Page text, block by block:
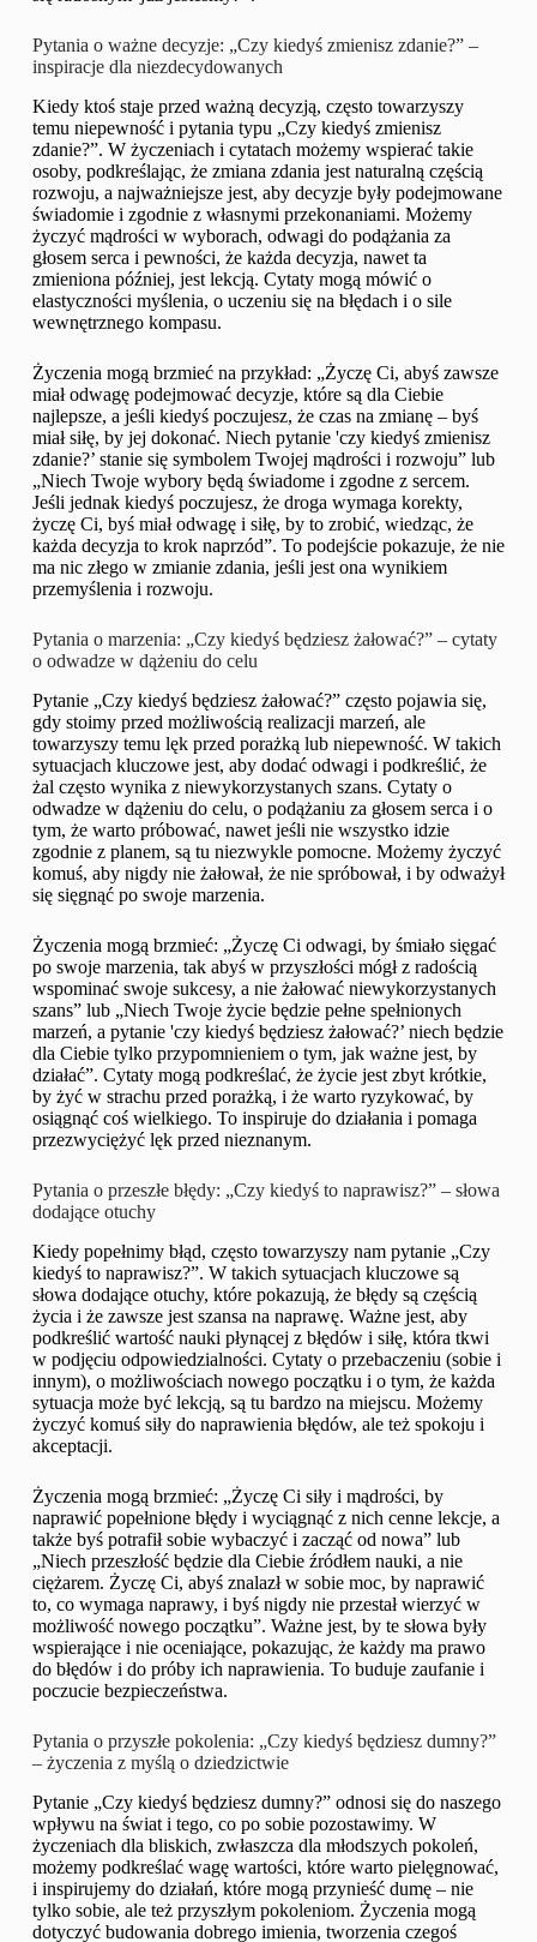
Pytania o ważne decyzje: „Czy kiedyś zmienisz zdanie?” –
inspiracje dla niezdecydowanych
Kiedy ktoś staje przed ważną decyzją, często towarzyszy
temu niepewność i pytania typu „Czy kiedyś zmienisz
zdanie?”. W życzeniach i cytatach możemy wspierać takie
osoby, podkreślając, że zmiana zdania jest naturalną częścią
rozwoju, a najważniejsze jest, aby decyzje były podejmowane
świadomie i zgodnie z własnymi przekonaniami. Możemy
życzyć mądrości w wyborach, odwagi do podążania za
głosem serca i pewności, że każda decyzja, nawet ta
zmieniona później, jest lekcją. Cytaty mogą mówić o
elastyczności myślenia, o uczeniu się na błędach i o sile
wewnętrznego kompasu.
Życzenia mogą brzmieć na przykład: „Życzę Ci, abyś zawsze
miał odwagę podejmować decyzje, które są dla Ciebie
najlepsze, a jeśli kiedyś poczujesz, że czas na zmianę – byś
miał siłę, by jej dokonać. Niech pytanie 'czy kiedyś zmienisz
zdanie?’ stanie się symbolem Twojej mądrości i rozwoju” lub
„Niech Twoje wybory będą świadome i zgodne z sercem.
Jeśli jednak kiedyś poczujesz, że droga wymaga korekty,
życzę Ci, byś miał odwagę i siłę, by to zrobić, wiedząc, że
każda decyzja to krok naprzód”. To podejście pokazuje, że nie
ma nic złego w zmianie zdania, jeśli jest ona wynikiem
przemyślenia i rozwoju.
Pytania o marzenia: „Czy kiedyś będziesz żałować?” – cytaty
o odwadze w dążeniu do celu
Pytanie „Czy kiedyś będziesz żałować?” często pojawia się,
gdy stoimy przed możliwością realizacji marzeń, ale
towarzyszy temu lęk przed porażką lub niepewność. W takich
sytuacjach kluczowe jest, aby dodać odwagi i podkreślić, że
żal często wynika z niewykorzystanych szans. Cytaty o
odwadze w dążeniu do celu, o podążaniu za głosem serca i o
tym, że warto próbować, nawet jeśli nie wszystko idzie
zgodnie z planem, są tu niezwykle pomocne. Możemy życzyć
komuś, aby nigdy nie żałował, że nie spróbował, i by odważył
się sięgnąć po swoje marzenia.
Życzenia mogą brzmieć: „Życzę Ci odwagi, by śmiało sięgać
po swoje marzenia, tak abyś w przyszłości mógł z radością
wspominać swoje sukcesy, a nie żałować niewykorzystanych
szans” lub „Niech Twoje życie będzie pełne spełnionych
marzeń, a pytanie 'czy kiedyś będziesz żałować?’ niech będzie
dla Ciebie tylko przypomnieniem o tym, jak ważne jest, by
działać”. Cytaty mogą podkreślać, że życie jest zbyt krótkie,
by żyć w strachu przed porażką, i że warto ryzykować, by
osiągnąć coś wielkiego. To inspiruje do działania i pomaga
przezwyciężyć lęk przed nieznanym.
Pytania o przeszłe błędy: „Czy kiedyś to naprawisz?” – słowa
dodające otuchy
Kiedy popełnimy błąd, często towarzyszy nam pytanie „Czy
kiedyś to naprawisz?”. W takich sytuacjach kluczowe są
słowa dodające otuchy, które pokazują, że błędy są częścią
życia i że zawsze jest szansa na naprawę. Ważne jest, aby
podkreślić wartość nauki płynącej z błędów i siłę, która tkwi
w podjęciu odpowiedzialności. Cytaty o przebaczeniu (sobie i
innym), o możliwościach nowego początku i o tym, że każda
sytuacja może być lekcją, są tu bardzo na miejscu. Możemy
życzyć komuś siły do naprawienia błędów, ale też spokoju i
akceptacji.
Życzenia mogą brzmieć: „Życzę Ci siły i mądrości, by
naprawić popełnione błędy i wyciągnąć z nich cenne lekcje, a
także byś potrafił sobie wybaczyć i zacząć od nowa” lub
„Niech przeszłość będzie dla Ciebie źródłem nauki, a nie
ciężarem. Życzę Ci, abyś znalazł w sobie moc, by naprawić
to, co wymaga naprawy, i byś nigdy nie przestał wierzyć w
możliwość nowego początku”. Ważne jest, by te słowa były
wspierające i nie oceniające, pokazując, że każdy ma prawo
do błędów i do próby ich naprawienia. To buduje zaufanie i
poczucie bezpieczeństwa.
Pytania o przyszłe pokolenia: „Czy kiedyś będziesz dumny?”
– życzenia z myślą o dziedzictwie
Pytanie „Czy kiedyś będziesz dumny?” odnosi się do naszego
wpływu na świat i tego, co po sobie pozostawimy. W
życzeniach dla bliskich, zwłaszcza dla młodszych pokoleń,
możemy podkreślać wagę wartości, które warto pielęgnować,
i inspirujemy do działań, które mogą przynieść dumę – nie
tylko sobie, ale też przyszłym pokoleniom. Życzenia mogą
dotyczyć budowania dobrego imienia, tworzenia czegoś